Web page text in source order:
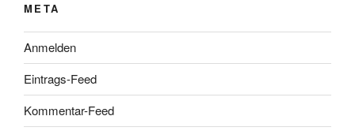
META
Anmelden
Eintrags-Feed
Kommentar-Feed